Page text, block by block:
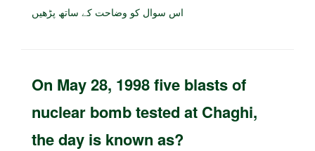
اس سوال کو وضاحت کے ساتھ پڑھیں
On May 28, 1998 five blasts of
nuclear bomb tested at Chaghi,
the day is known as?